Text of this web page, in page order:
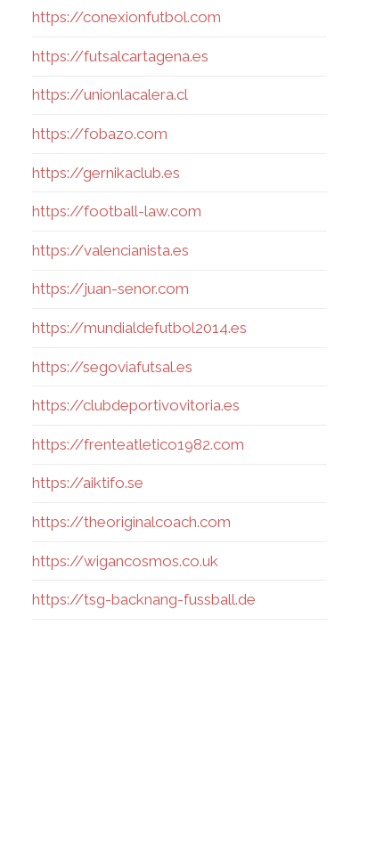
https://conexionfutbol.com
https://futsalcartagena.es
https://unionlacalera.cl
https://fobazo.com
https://gernikaclub.es
https://football-law.com
https://valencianista.es
https://juan-senor.com
https://mundialdefutbol2014.es
https://segoviafutsal.es
https://clubdeportivovitoria.es
https://frenteatletico1982.com
https://aiktifo.se
https://theoriginalcoach.com
https://wigancosmos.co.uk
https://tsg-backnang-fussball.de